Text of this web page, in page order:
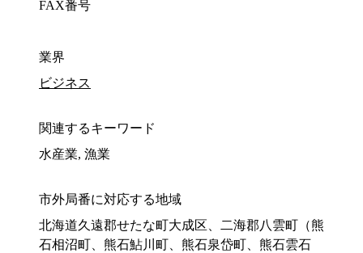
FAX番号
業界
ビジネス
関連するキーワード
水産業, 漁業
市外局番に対応する地域
北海道久遠郡せたな町大成区、二海郡八雲町（熊
石相沼町、熊石鮎川町、熊石泉岱町、熊石雲石